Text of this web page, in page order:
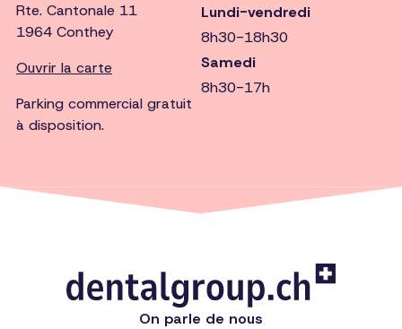
Rte. Cantonale 11
1964 Conthey
Ouvrir la carte
Parking commercial gratuit
à disposition.
Lundi-vendredi
8h30-18h30
Samedi
8h30-17h
On parle de nous